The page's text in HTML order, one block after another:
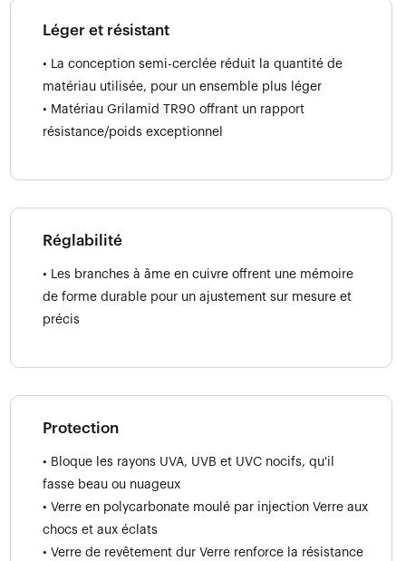
Léger et résistant
• La conception semi-cerclée réduit la quantité de
matériau utilisée, pour un ensemble plus léger
• Matériau Grilamid TR90 offrant un rapport
résistance/poids exceptionnel
Réglabilité
• Les branches à âme en cuivre offrent une mémoire
de forme durable pour un ajustement sur mesure et
précis
Protection
• Bloque les rayons UVA, UVB et UVC nocifs, qu'il
fasse beau ou nuageux
• Verre en polycarbonate moulé par injection Verre aux
chocs et aux éclats
• Verre de revêtement dur Verre renforce la résistance